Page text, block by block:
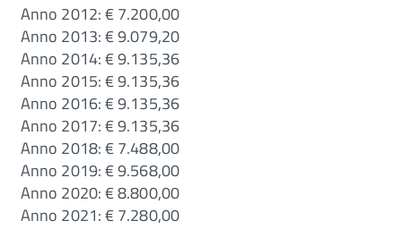
Anno 2012: € 7.200,00
Anno 2013: € 9.079,20
Anno 2014: € 9.135,36
Anno 2015: € 9.135,36
Anno 2016: € 9.135,36
Anno 2017: € 9.135,36
Anno 2018: € 7.488,00
Anno 2019: € 9.568,00
Anno 2020: € 8.800,00
Anno 2021: € 7.280,00